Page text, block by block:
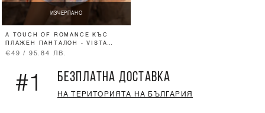
ИЗЧЕРПАНО
A TOUCH OF ROMANCE КЪС
ПЛАЖЕН ПАНТАЛОН - VISTA
BLUE
€49 / 95.84 ЛВ.
#1 БЕЗПЛАТНА ДОСТАВКА
НА ТЕРИТОРИЯТА НА БЪЛГАРИЯ